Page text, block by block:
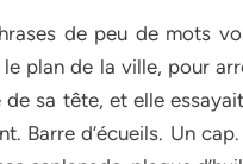
de peu de mots
plan de la ville, pour
de sa tête, et elle
Barre d’écueils. Un